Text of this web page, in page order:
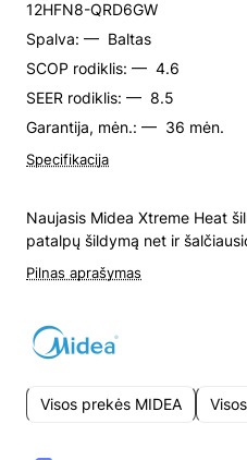
12HFN8-QRD6GW
Spalva: — Baltas
SCOP rodiklis: — 4.6
SEER rodiklis: — 8.5
Garantija, mėn.: — 36 mėn.
Specifikacija
Naujasis Midea Xtreme Heat
patalpų šildymą net ir
Pilnas aprašymas
Visos prekės MIDEA